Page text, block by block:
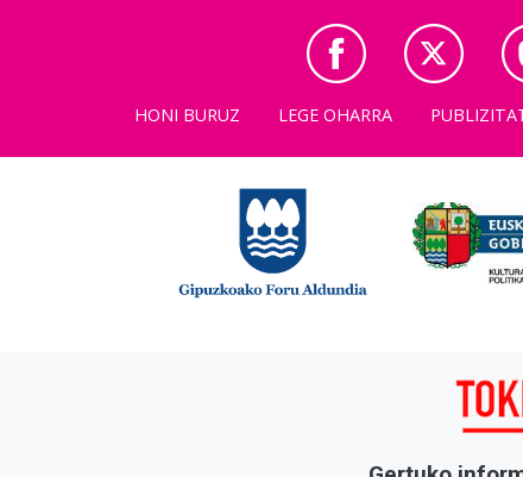
HONI BURUZ LEGE OHARRA